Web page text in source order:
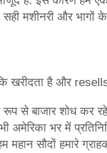
सही मशीनरी और
खरीदता है और
से बाजार शोध कर
भर में
सौदों हमारे